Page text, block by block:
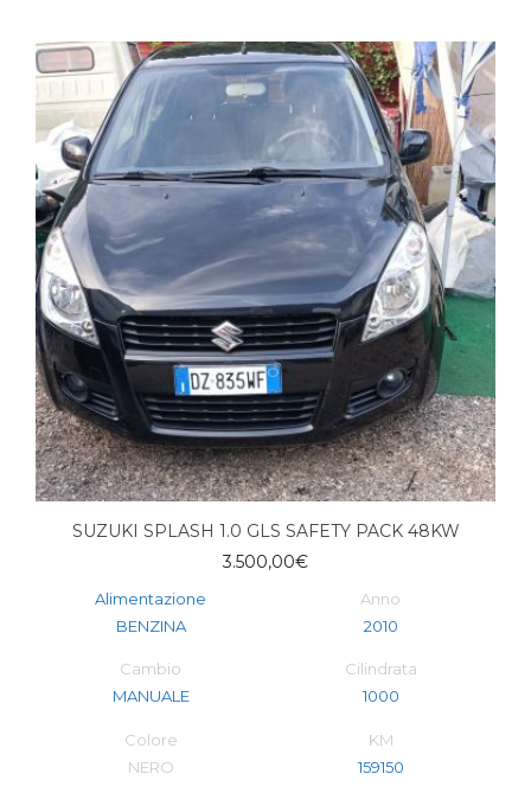
SUZUKI SPLASH 1.0 GLS SAFETY PACK 48KW
3.500,00€
Alimentazione
BENZINA
Anno
2010
Cambio
MANUALE
Cilindrata
1000
Colore
NERO
KM
159150